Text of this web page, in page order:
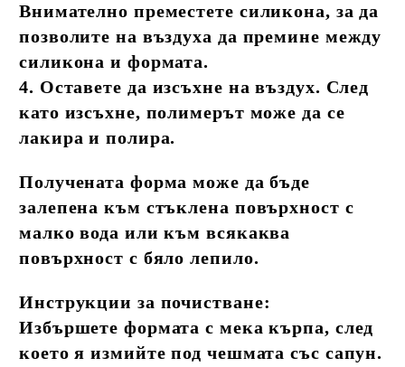
Внимателно преместете силикона, за да
позволите на въздуха да премине между
силикона и формата.
4. Оставете да изсъхне на въздух. След
като изсъхне, полимерът може да се
лакира и полира.
Получената форма може да бъде
залепена към стъклена повърхност с
малко вода или към всякаква
повърхност с бяло лепило.
Инструкции за почистване:
Избършете формата с мека кърпа, след
което я измийте под чешмата със сапун.